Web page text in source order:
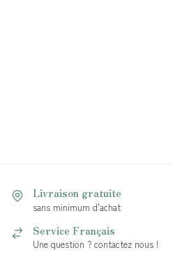
Livraison gratuite
sans minimum d'achat
Service Français
Une question ? contactez nous !